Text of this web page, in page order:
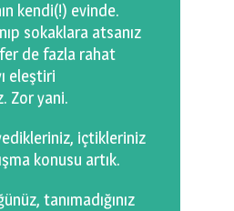
kendi(!) evinde.
sokaklara atsanız
de fazla rahat
eleştiri
Zor yani.
içtikleriniz
konusu artık.
tanımadığınız